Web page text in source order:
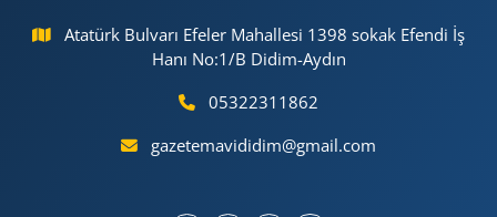
Atatürk Bulvarı Efeler Mahallesi 1398 sokak Efendi İş
Hanı No:1/B Didim-Aydın
05322311862
gazetemavididim@gmail.com